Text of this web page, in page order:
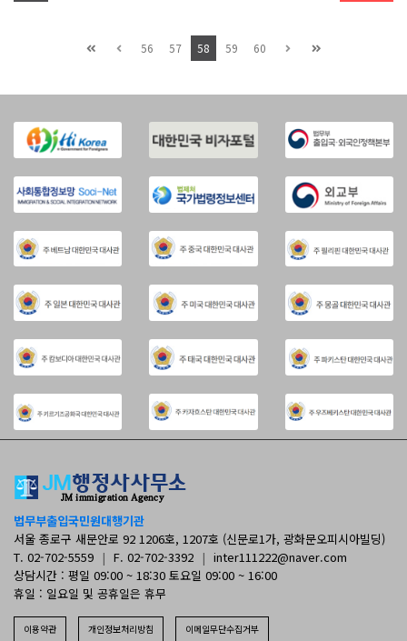
56 57 58 59 60
법무부출입국민원대행기관
서울 종로구 새문안로 92 1206호, 1207호 (신문로1가, 광화문오피시아빌딩)
T. 02-702-5559 | F. 02-702-3392 | inter111222@naver.com
상담시간 : 평일 09:00 ~ 18:30 토요일 09:00 ~ 16:00
휴일 : 일요일 및 공휴일은 휴무
이용약관 개인정보처리방침 이메일무단수집거부